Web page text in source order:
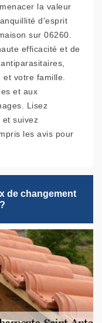
la valeur
d'esprit
sur 06260.
efficacité et de
et votre famille.
et aux
Lisez
et suivez
les avis pour
de changement